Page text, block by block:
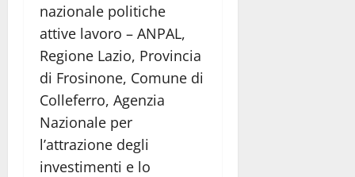
nazionale politiche
attive lavoro – ANPAL,
Regione Lazio, Provincia
di Frosinone, Comune di
Colleferro, Agenzia
Nazionale per
l’attrazione degli
investimenti e lo